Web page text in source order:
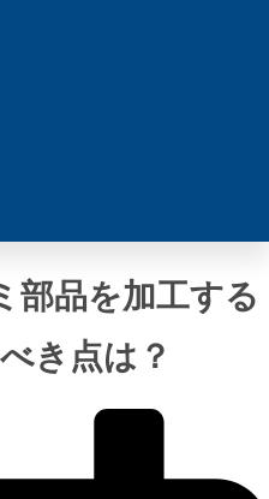
部品を加工する
き点は？